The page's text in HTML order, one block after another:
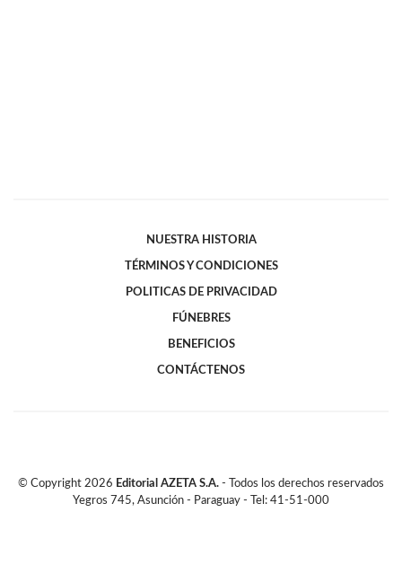
NUESTRA HISTORIA
TÉRMINOS Y CONDICIONES
POLITICAS DE PRIVACIDAD
FÚNEBRES
BENEFICIOS
CONTÁCTENOS
© Copyright 2026 Editorial AZETA S.A. - Todos los derechos reservados
Yegros 745, Asunción - Paraguay - Tel: 41-51-000